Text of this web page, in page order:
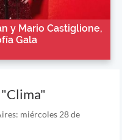
y Mario Castiglione,
Gala
miércoles 28 de